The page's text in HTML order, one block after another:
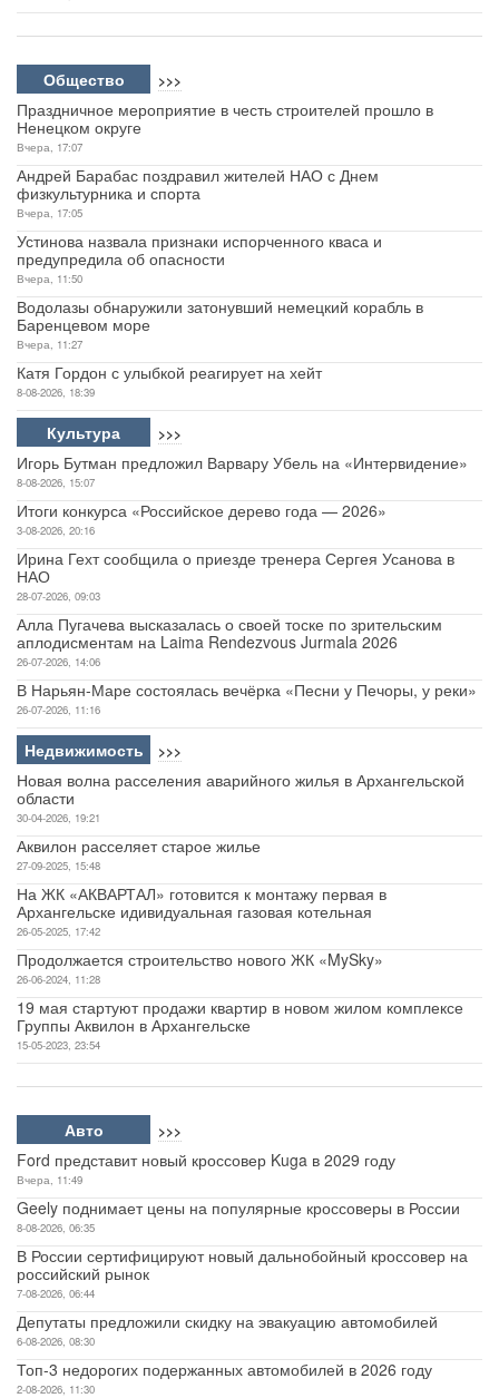
Общество >>>
Праздничное мероприятие в честь строителей прошло в
Ненецком округе
Вчера, 17:07
Андрей Барабас поздравил жителей НАО с Днем
физкультурника и спорта
Вчера, 17:05
Устинова назвала признаки испорченного кваса и
предупредила об опасности
Вчера, 11:50
Водолазы обнаружили затонувший немецкий корабль в
Баренцевом море
Вчера, 11:27
Катя Гордон с улыбкой реагирует на хейт
8-08-2026, 18:39
Культура >>>
Игорь Бутман предложил Варвару Убель на «Интервидение»
8-08-2026, 15:07
Итоги конкурса «Российское дерево года — 2026»
3-08-2026, 20:16
Ирина Гехт сообщила о приезде тренера Сергея Усанова в
НАО
28-07-2026, 09:03
Алла Пугачева высказалась о своей тоске по зрительским
аплодисментам на Laima Rendezvous Jurmala 2026
26-07-2026, 14:06
В Нарьян-Маре состоялась вечёрка «Песни у Печоры, у реки»
26-07-2026, 11:16
Недвижимость >>>
Новая волна расселения аварийного жилья в Архангельской
области
30-04-2026, 19:21
Аквилон расселяет старое жилье
27-09-2025, 15:48
На ЖК «АКВАРТАЛ» готовится к монтажу первая в
Архангельске идивидуальная газовая котельная
26-05-2025, 17:42
Продолжается строительство нового ЖК «MySky»
26-06-2024, 11:28
19 мая стартуют продажи квартир в новом жилом комплексе
Группы Аквилон в Архангельске
15-05-2023, 23:54
Авто >>>
Ford представит новый кроссовер Kuga в 2029 году
Вчера, 11:49
Geely поднимает цены на популярные кроссоверы в России
8-08-2026, 06:35
В России сертифицируют новый дальнобойный кроссовер на
российский рынок
7-08-2026, 06:44
Депутаты предложили скидку на эвакуацию автомобилей
6-08-2026, 08:30
Топ-3 недорогих подержанных автомобилей в 2026 году
2-08-2026, 11:30